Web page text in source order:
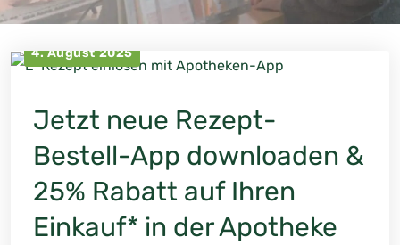
4. August 2025
Jetzt neue Rezept-
Bestell-App downloaden &
25% Rabatt auf Ihren
Einkauf* in der Apotheke